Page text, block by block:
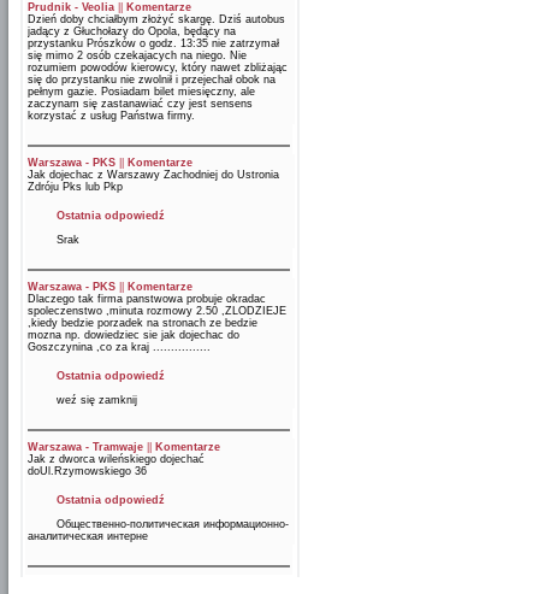
Prudnik - Veolia
Komentarze
Dzień doby chciałbym złożyć skargę. Dziś autobus
jadący z Głuchołazy do Opola, będący na
przystanku Prószków o godz. 13:35 nie zatrzymał
się mimo 2 osób czekajacych na niego. Nie
rozumiem powodów kierowcy, który nawet zbliżając
się do przystanku nie zwolnił i przejechał obok na
pełnym gazie. Posiadam bilet miesięczny, ale
zaczynam się zastanawiać czy jest sensens
korzystać z usług Państwa firmy.
Warszawa - PKS
Komentarze
Jak dojechac z Warszawy Zachodniej do Ustronia
Zdróju Pks lub Pkp
Ostatnia odpowiedź
Srak
Warszawa - PKS
Komentarze
Dlaczego tak firma panstwowa probuje okradac
spoleczenstwo ,minuta rozmowy 2.50 ,ZLODZIEJE
,kiedy bedzie porzadek na stronach ze bedzie
mozna np. dowiedziec sie jak dojechac do
Goszczynina ,co za kraj ................
Ostatnia odpowiedź
weź się zamknij
Warszawa - Tramwaje
Komentarze
Jak z dworca wileńskiego dojechać
doUl.Rzymowskiego 36
Ostatnia odpowiedź
Общественно-политическая информационно-
аналитическая интерне